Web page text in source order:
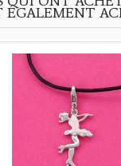
ÉGALEMENT